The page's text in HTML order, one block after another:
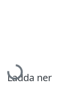
Hämtar...
Ladda ner